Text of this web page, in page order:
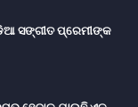
ସଙ୍ଗୀତ ପ୍ରେମୀଙ୍କ